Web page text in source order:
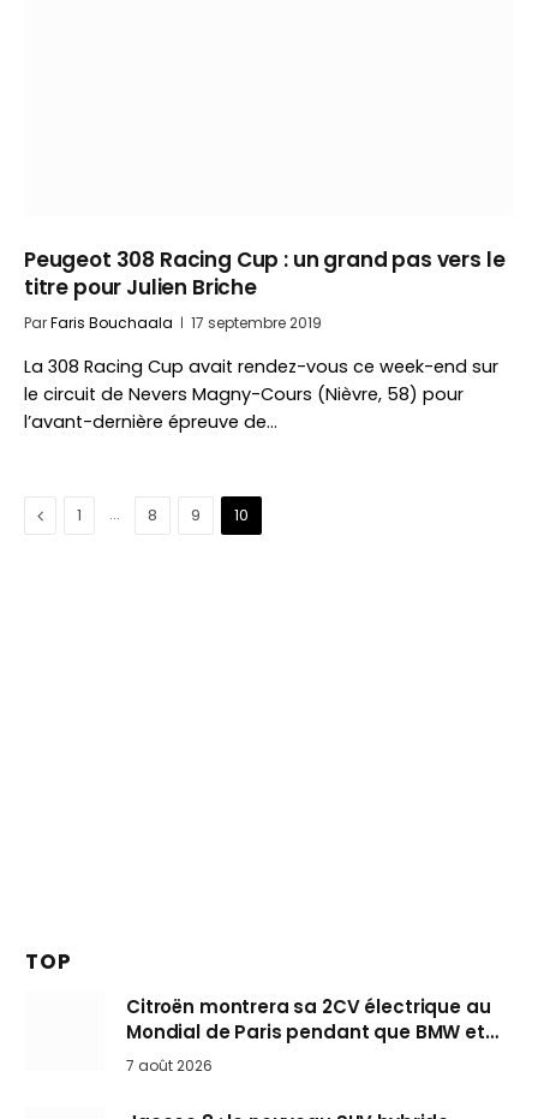
Peugeot 308 Racing Cup : un grand pas vers le
titre pour Julien Briche
ParFaris Bouchaala 17 septembre 2019
La 308 Racing Cup avait rendez-vous ce week-end sur
le circuit de Nevers Magny-Cours (Nièvre, 58) pour
l’avant-dernière épreuve de…
Précédent
1 … 8 9 10
TOP
Citroën montrera sa 2CV électrique au
Mondial de Paris pendant que BMW et
Mini désertent le salon
7 août 2026